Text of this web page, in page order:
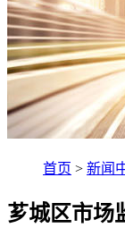
首页 > 新闻
芗城区市场